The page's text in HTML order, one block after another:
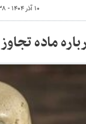
۱۰ آذر ۱۴۰۴ - ۱۰:۳۸
ماده تجاوز